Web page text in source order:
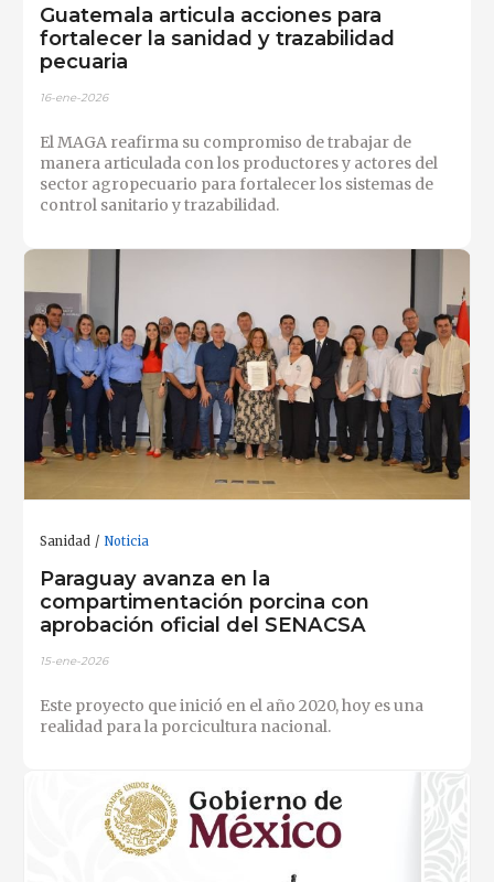
Guatemala articula acciones para
fortalecer la sanidad y trazabilidad
pecuaria
16-ene-2026
El MAGA reafirma su compromiso de trabajar de
manera articulada con los productores y actores del
sector agropecuario para fortalecer los sistemas de
control sanitario y trazabilidad.
Sanidad Noticia
Paraguay avanza en la
compartimentación porcina con
aprobación oficial del SENACSA
15-ene-2026
Este proyecto que inició en el año 2020, hoy es una
realidad para la porcicultura nacional.